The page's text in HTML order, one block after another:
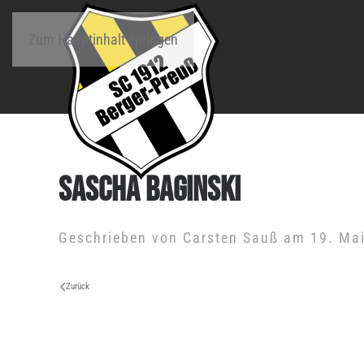
Zum Hauptinhalt springen
SASCHA BAGINSKI
Geschrieben von Carsten Sauß am 19.
Zurück